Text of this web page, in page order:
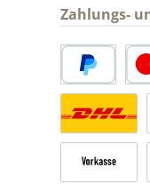
Zahlungs-
PayPal